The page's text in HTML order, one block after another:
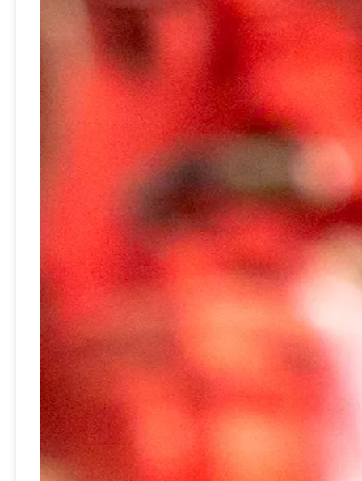
Válvula de extintor de incendios con aprobación CE Válvula de latón de marca SiAN para extintor de incendios de polvo seco